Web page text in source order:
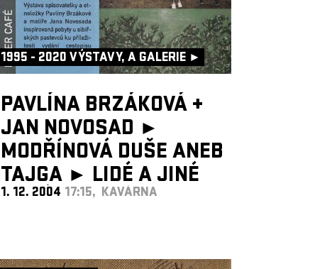
1995 - 2020 VÝSTAVY, A GALERIE ►
PAVLÍNA BRZÁKOVÁ +
JAN NOVOSAD ►
MODŘÍNOVÁ DUŠE ANEB
TAJGA ► LIDÉ A JINÉ
OBRÁZKY
1. 12. 2004 17:15, KAVÁRNA